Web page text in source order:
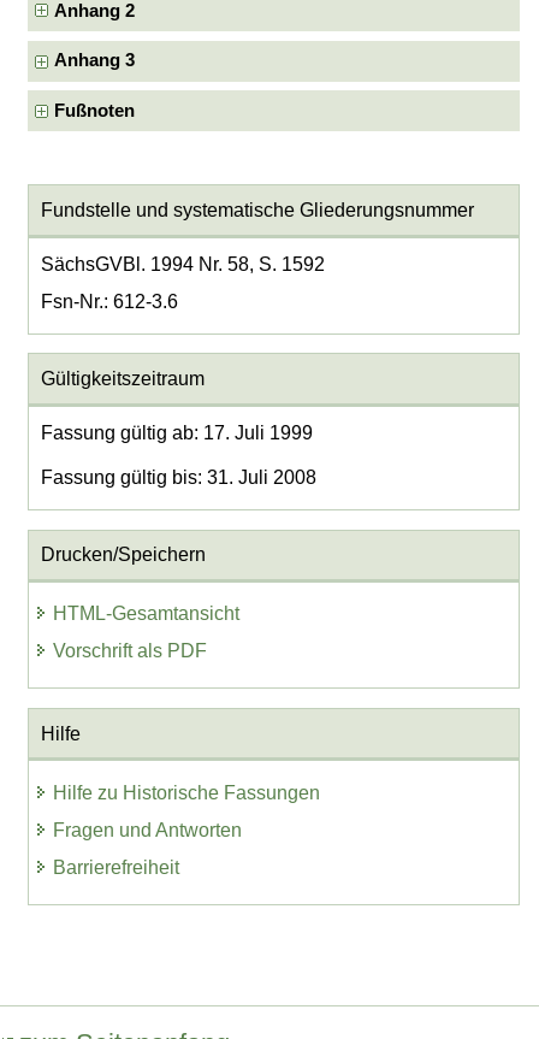
Anhang 2
Anhang 3
Fußnoten
Fundstelle und systematische Gliederungsnummer
SächsGVBl. 1994 Nr. 58, S. 1592
Fsn-Nr.: 612-3.6
Gültigkeitszeitraum
Fassung gültig ab: 17. Juli 1999
Fassung gültig bis: 31. Juli 2008
Drucken/Speichern
HTML-Gesamtansicht
Vorschrift als PDF
Hilfe
Hilfe zu Historische Fassungen
Fragen und Antworten
Barrierefreiheit